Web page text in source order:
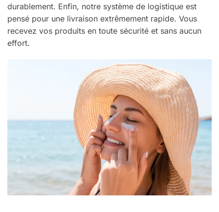
durablement. Enfin, notre système de logistique est
pensé pour une livraison extrêmement rapide. Vous
recevez vos produits en toute sécurité et sans aucun
effort.